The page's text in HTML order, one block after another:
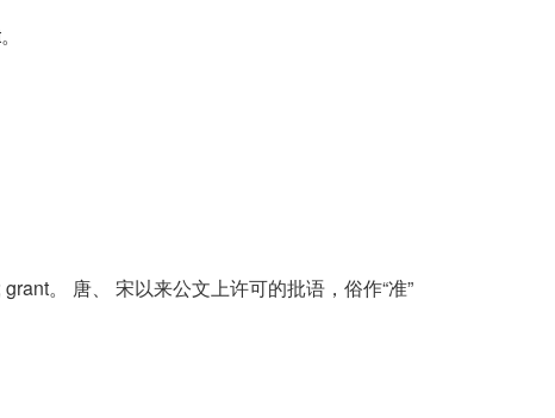
。 唐、 宋以来公文上许可的批语，俗作“准”